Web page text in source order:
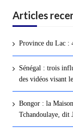
Articles
Province du Lac :
Sénégal : trois
des vidéos visant
Bongor : la
Tchandoulaye, dit